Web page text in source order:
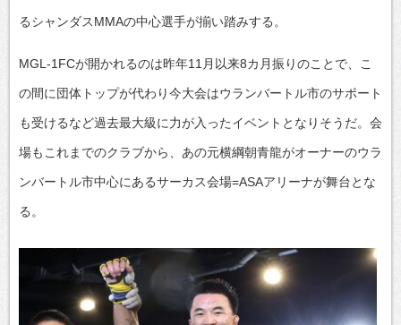
るシャンダスMMAの中心選手が揃い踏みする。
MGL-1FCが開かれるのは昨年11月以来8カ月振りのことで、こ
の間に団体トップが代わり今大会はウランバートル市のサポート
も受けるなど過去最大級に力が入ったイベントとなりそうだ。会
場もこれまでのクラブから、あの元横綱朝青龍がオーナーのウラ
ンバートル市中心にあるサーカス会場=ASAアリーナが舞台とな
る。